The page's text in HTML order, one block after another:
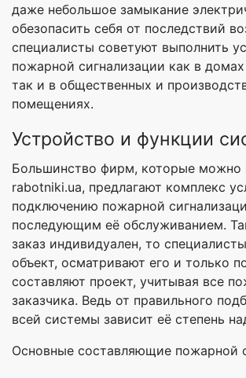
даже небольшое замыкание
обезопасить себя от последствий
специалисты советуют выполнить
пожарной сигнализации как в
так и в общественных и
помещениях.
Устройство и функции
Большинство фирм, которые можно
rabotniki.ua, предлагают комплекс
подключению пожарной
последующим её обслуживанием.
заказ индивидуален, то
объект, осматривают его и только
составляют проект, учитывая все
заказчика. Ведь от правильного
всей системы зависит её степень
Основные составляющие пожарной